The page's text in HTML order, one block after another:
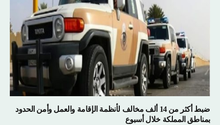
ضبط أكثر من 14 ألف مخالف لأنظمة الإقامة والعمل وأمن الحدود
بمناطق المملكة خلال أسبوع